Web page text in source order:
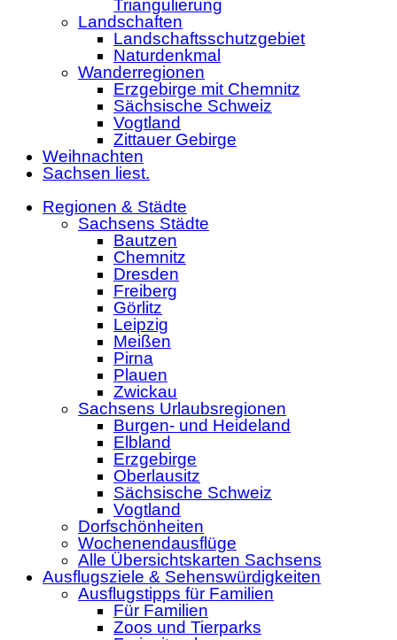
Triangulierung
Landschaften
Landschaftsschutzgebiet
Naturdenkmal
Wanderregionen
Erzgebirge mit Chemnitz
Sächsische Schweiz
Vogtland
Zittauer Gebirge
Weihnachten
Sachsen liest.
Regionen & Städte
Sachsens Städte
Bautzen
Chemnitz
Dresden
Freiberg
Görlitz
Leipzig
Meißen
Pirna
Plauen
Zwickau
Sachsens Urlaubsregionen
Burgen- und Heideland
Elbland
Erzgebirge
Oberlausitz
Sächsische Schweiz
Vogtland
Dorfschönheiten
Wochenendausflüge
Alle Übersichtskarten Sachsens
Ausflugsziele & Sehenswürdigkeiten
Ausflugstipps für Familien
Für Familien
Zoos und Tierparks